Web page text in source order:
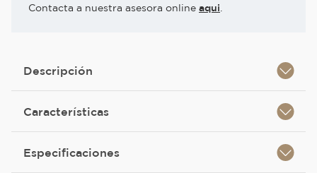
Contacta a nuestra asesora online aqui
Descripción
Características
Especificaciones